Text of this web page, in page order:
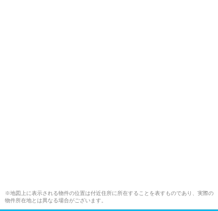
※地図上に表示される物件の位置は付近住所に所在することを表すものであり、実際の
物件所在地とは異なる場合がございます。